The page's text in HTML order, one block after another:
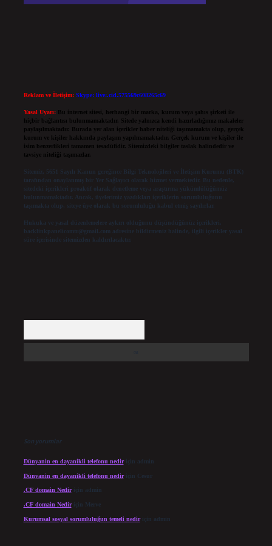
Reklam ve İletişim: Skype: live:.cid.575569c608265c69
Yasal Uyarı:
Bu internet sitesi, herhangi bir marka, kurum veya şahıs şirketi ile
hiçbir bağlantısı bulunmamaktadır. Sitede yalnızca kendi hazırladığımız makaleler
paylaşılmaktadır. Burada yer alan içerikler haber niteliği taşımamakta olup, gerçek
kurum ve kişiler hakkında paylaşım yapılmamaktadır. Gerçek kurum ve kişiler ile
isim benzerlikleri tamamen tesadüfidir. Sitemizdeki bilgiler taslak halindedir ve
tavsiye niteliği taşımazlar.
Sitemiz, 5651 Sayılı Kanun gereğince Bilgi Teknolojileri ve İletişim Kurumu (BTK)
tarafından onaylanmış bir Yer Sağlayıcı olarak hizmet vermektedir. Bu nedenle,
sitedeki içerikleri proaktif olarak denetleme veya araştırma yükümlülüğümüz
bulunmamaktadır. Ancak, üyelerimiz yazdıkları içeriklerin sorumluluğunu
taşımakta olup, siteye üye olarak bu sorumluluğu kabul etmiş sayılırlar.
Hukuka ve yasal düzenlemelere aykırı olduğunu düşündüğünüz içerikleri,
backlinkpanelicomtr@gmail.comadresine bildirmeniz halinde, ilgili içerikler yasal
süre içerisinde sitemizden kaldırılacaktır.
Son yorumlar
Dünyanin en dayanikli telefonu nediriçin admin
Dünyanin en dayanikli telefonu nediriçin Cesur
.CF domain Nediriçin admin
.CF domain Nediriçin Merve
Kurumsal sosyal sorumluluğun temeli nediriçin admin